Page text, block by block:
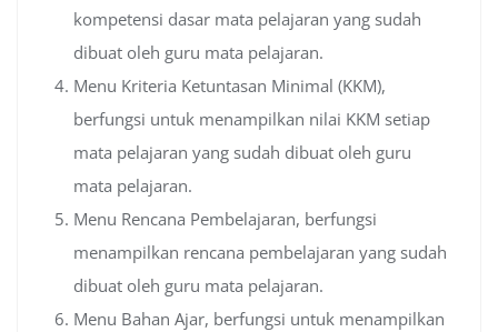
kompetensi dasar mata pelajaran yang sudah
dibuat oleh guru mata pelajaran.
Menu Kriteria Ketuntasan Minimal (KKM),
berfungsi untuk menampilkan nilai KKM setiap
mata pelajaran yang sudah dibuat oleh guru
mata pelajaran.
Menu Rencana Pembelajaran, berfungsi
menampilkan rencana pembelajaran yang sudah
dibuat oleh guru mata pelajaran.
Menu Bahan Ajar, berfungsi untuk menampilkan